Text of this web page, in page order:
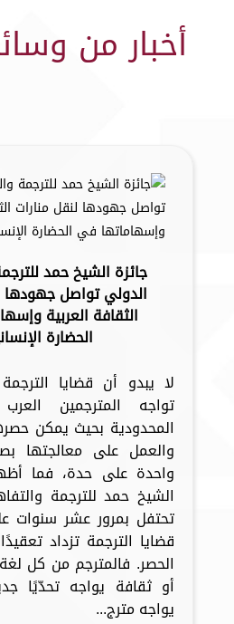
أخبار من
جائزة الشيخ حمد
الدولي تواصل جهودها
الثقافة العربية
الحضارة
لا يبدو أن قضايا
تواجه المترجمين
المحدودية بحيث يمكن
والعمل على معالجتها
واحدة على حدة، فما
الشيخ حمد للترجمة
تحتفل بمرور عشر سنوات
قضايا الترجمة تزداد
الحصر. فالمترجم من كل
أو ثقافة يواجه تحدّيًا
يواجه مترج...